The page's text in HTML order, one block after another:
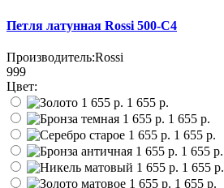
Петля латунная Rossi 500-С4
Производитель:Rossi
999
Цвет:
1 655 р.
1 655 р.
1 655 р.
1 655 р.
1 655 р.
1 655 р.